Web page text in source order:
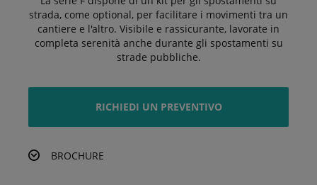
strada, come optional, per facilitare i movimenti tra un
cantiere e l'altro. Visibile e rassicurante, lavorate in
completa serenità anche durante gli spostamenti su
strade pubbliche.
RICHIEDI UN PREVENTIVO
BROCHURE